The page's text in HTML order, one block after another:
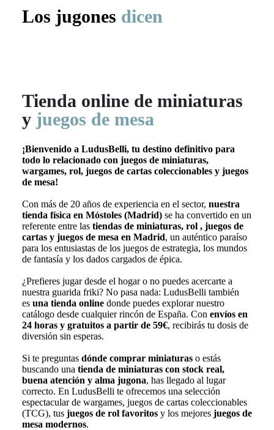
Los jugones dicen
Tienda online de miniaturas
y juegos de mesa
¡Bienvenido a LudusBelli, tu destino definitivo para
todo lo relacionado con juegos de miniaturas,
wargames, rol, juegos de cartas coleccionables y juegos
de mesa!
Con más de 20 años de experiencia en el sector, nuestra
tienda física en Móstoles (Madrid)se ha convertido en un
referente entre las tiendas de miniaturas, rol , juegos de
cartas y juegos de mesa en Madrid, un auténtico paraíso
para los entusiastas de los juegos de estrategia, los mundos
de fantasía y los dados cargados de épica.
¿Prefieres jugar desde el hogar o no puedes acercarte a
nuestra guarida friki? No pasa nada: LudusBelli también
es una tienda onlinedonde puedes explorar nuestro
catálogo desde cualquier rincón de España. Con envíos en
24 horas y gratuitos a partir de 59€, recibirás tu dosis de
diversión sin esperas.
Si te preguntas dónde comprar miniaturaso estás
buscando una tienda de miniaturas con stock real,
buena atención y alma jugona, has llegado al lugar
correcto. En LudusBelli te ofrecemos una selección
espectacular de wargames, juegos de cartas coleccionables
(TCG), tus juegos de rol favoritosy los mejores juegos de
mesa modernos.